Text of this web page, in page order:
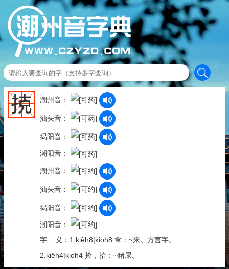
𢭪 潮州音：
汕头音：
揭阳音：
潮阳音：
潮州音：
汕头音：
揭阳音：
潮阳音：
字 义：1.kiêh8|kioh8 拿：~来。方言字。
2.kiêh4|kioh4 捡，拾：~猪屎。